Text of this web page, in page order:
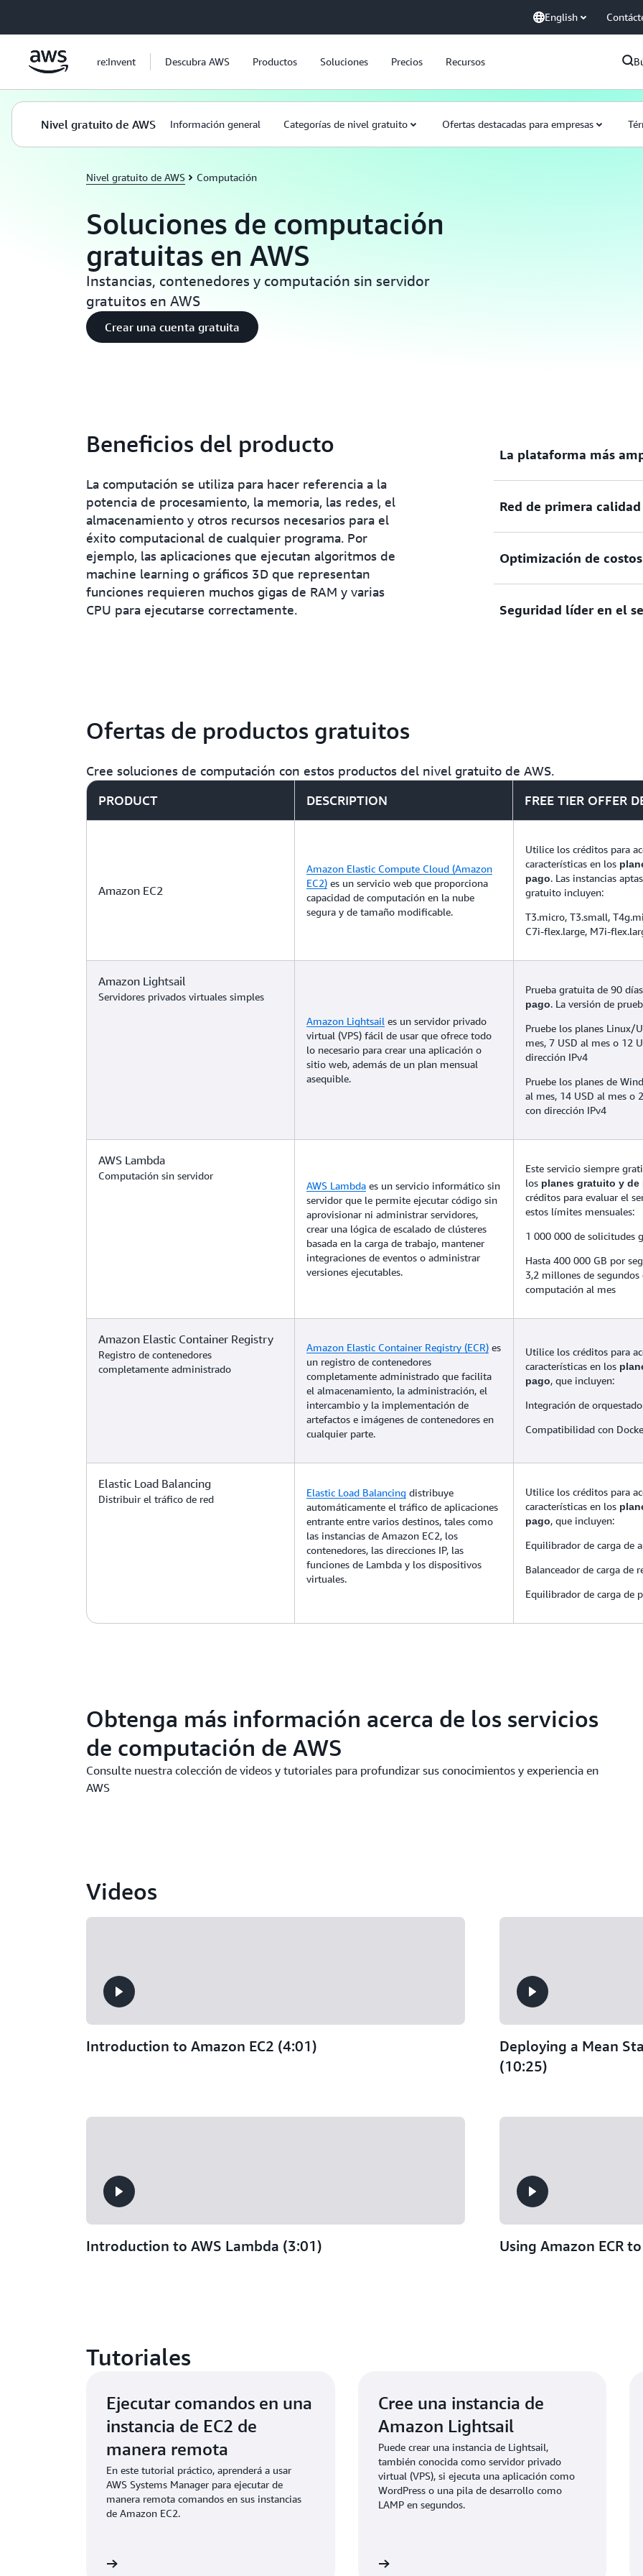
English
re:Invent Descubra AWS Productos Soluciones Precios Recursos
Nivel gratuito de AWS Información general Categorías de nivel gratuito Ofertas destacadas para empresas
Nivel gratuito de AWS Computación
Soluciones de computación
gratuitas en AWS
Instancias, contenedores y computación sin servidor
gratuitos en AWS
Crear una cuenta gratuita
Beneficios del producto
La computación se utiliza para hacer referencia a la
potencia de procesamiento, la memoria, las redes, el
almacenamiento y otros recursos necesarios para el
éxito computacional de cualquier programa. Por
ejemplo, las aplicaciones que ejecutan algoritmos de
machine learning o gráficos 3D que representan
funciones requieren muchos gigas de RAM y varias
CPU para ejecutarse correctamente.
La plataforma más
AWS ofrece la más amplia
operativos y modelos de
Red de primera calidad
AWS es el único proveedor
por cables transoceánicos
Optimización de
Con los precios bajo
Seguridad líder en el
Ofertas de productos gratuitos
Cree soluciones de computación con estos productos del nivel gratuito de AWS.
PRODUCT
DESCRIPTION FREE TIER OFFER
Amazon EC2
Amazon Elastic Compute Cloud (Amazon
EC2) es un servicio web que proporciona
capacidad de computación en la nube
segura y de tamaño modificable.
Utilice los créditos para
características en los
pago. Las instancias
gratuito incluyen:
T3.micro, T3.small,
C7i-flex.large, M7i-
Amazon Lightsail
Servidores privados virtuales simples
Amazon Lightsail es un servidor privado
virtual (VPS) fácil de usar que ofrece todo
lo necesario para crear una aplicación o
sitio web, además de un plan mensual
asequible.
Prueba gratuita de 90
pago. La versión de
Pruebe los planes Linux/
mes, 7 USD al mes o 12
dirección IPv4
Pruebe los planes de
al mes, 14 USD al mes o
con dirección IPv4
AWS Lambda
Computación sin servidor
AWS Lambda es un servicio informático sin
servidor que le permite ejecutar código sin
aprovisionar ni administrar servidores,
crear una lógica de escalado de clústeres
basada en la carga de trabajo, mantener
integraciones de eventos o administrar
versiones ejecutables.
Este servicio siempre
los planes gratuito y de
créditos para evaluar el
estos límites mensuales:
1 000 000 de solicitudes
Hasta 400 000 GB por
3,2 millones de
computación al mes
Amazon Elastic Container Registry
Registro de contenedores
completamente administrado
Amazon Elastic Container Registry (ECR) es
un registro de contenedores
completamente administrado que facilita
el almacenamiento, la administración, el
intercambio y la implementación de
artefactos e imágenes de contenedores en
cualquier parte.
Utilice los créditos para
características en los
pago, que incluyen:
Integración de
Compatibilidad con
Elastic Load Balancing
Distribuir el tráfico de red
Elastic Load Balancing distribuye
automáticamente el tráfico de aplicaciones
entrante entre varios destinos, tales como
las instancias de Amazon EC2, los
contenedores, las direcciones IP, las
funciones de Lambda y los dispositivos
virtuales.
Utilice los créditos para
características en los
pago, que incluyen:
Equilibrador de carga de
Balanceador de carga de
Equilibrador de carga de
Obtenga más información acerca de los servicios
de computación de AWS
Consulte nuestra colección de videos y tutoriales para profundizar sus conocimientos y experiencia en
AWS
Videos
Introduction to Amazon EC2 (4:01)
Deploying a Mean
(10:25)
Introduction to AWS Lambda (3:01) Using Amazon ECR
Tutoriales
Ejecutar comandos en una
instancia de EC2 de
manera remota
En este tutorial práctico, aprenderá a usar
AWS Systems Manager para ejecutar de
manera remota comandos en sus instancias
de Amazon EC2.
Cree una instancia de
Amazon Lightsail
Puede crear una instancia de Lightsail,
también conocida como servidor privado
virtual (VPS), si ejecuta una aplicación como
WordPress o una pila de desarrollo como
LAMP en segundos.